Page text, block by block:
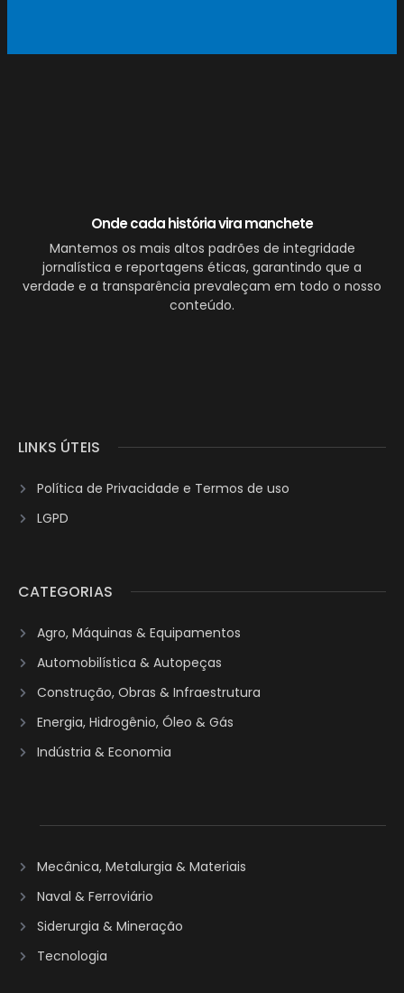
Onde cada história vira manchete
Mantemos os mais altos padrões de integridade
jornalística e reportagens éticas, garantindo que a
verdade e a transparência prevaleçam em todo o nosso
conteúdo.
LINKS ÚTEIS
Política de Privacidade e Termos de uso
LGPD
CATEGORIAS
Agro, Máquinas & Equipamentos
Automobilística & Autopeças
Construção, Obras & Infraestrutura
Energia, Hidrogênio, Óleo & Gás
Indústria & Economia
Mecânica, Metalurgia & Materiais
Naval & Ferroviário
Siderurgia & Mineração
Tecnologia